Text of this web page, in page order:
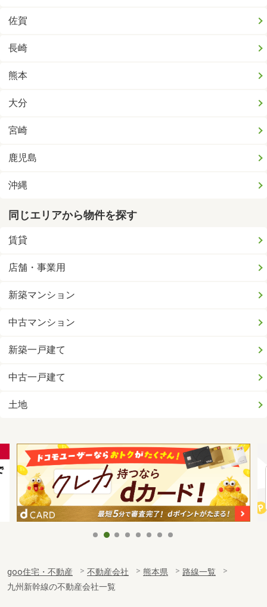
佐賀
長崎
熊本
大分
宮崎
鹿児島
沖縄
同じエリアから物件を探す
賃貸
店舗・事業用
新築マンション
中古マンション
新築一戸建て
中古一戸建て
土地
goo住宅・不動産 不動産会社 熊本県
路線一覧
九州新幹線の不動産会社一覧